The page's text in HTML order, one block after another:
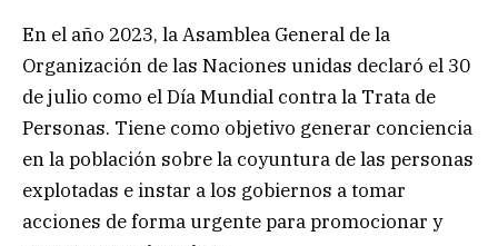
En el año 2023, la Asamblea General de la
Organización de las Naciones unidas declaró el 30
de julio como el Día Mundial contra la Trata de
Personas. Tiene como objetivo generar conciencia
en la población sobre la coyuntura de las personas
explotadas e instar a los gobiernos a tomar
acciones de forma urgente para promocionar y